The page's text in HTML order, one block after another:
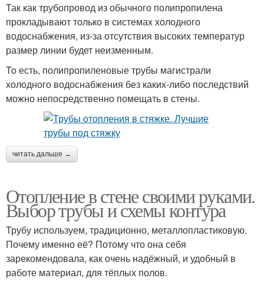
Так как трубопровод из обычного полипропилена
прокладывают только в системах холодного
водоснабжения, из-за отсутствия высоких температур
размер линии будет неизменным.
To есть, полипропиленовые трубы магистрали
холодного водоснабжения без каких-либо последствий
можно непосредственно помещать в стены.
читать дальше →
Отопление в стене своими руками.
Выбор трубы и схемы контура
Трубу используем, традиционно, металлопластиковую.
Почему именно её? Потому что она себя
зарекомендовала, как очень надёжный, и удобный в
работе материал, для тёплых полов.